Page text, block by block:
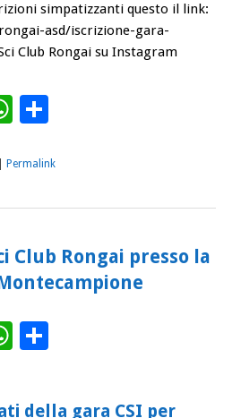
simpatizzanti questo il link:
asd/iscrizione-gara-
Club Rongai su Instagram
WhatsApp
Condividi
Permalink
Club Rongai presso la
WhatsApp
Condividi
della gara CSI per